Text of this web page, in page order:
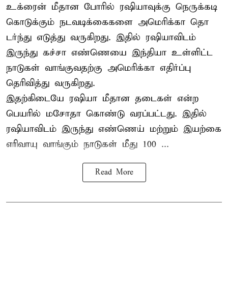
உக்ரைன் மீதான போரில் ரஷியாவுக்கு நெருக்கடி
கொடுக்கும் நடவடிக்கைகளை அமெரிக்கா தொ
டர்ந்து எடுத்து வருகிறது. இதில் ரஷியாவிடம்
இருந்து கச்சா எண்ணெயை இந்தியா உள்ளிட்ட
நாடுகள் வாங்குவதற்கு அமெரிக்கா எதிர்ப்பு
தெரிவித்து வருகிறது.
இதற்கிடையே ரஷியா மீதான தடைகள் என்ற
பெயரில் மசோதா கொண்டு வரப்பட்டது. இதில்
ரஷியாவிடம் இருந்து எண்ணெய் மற்றும் இயற்கை
எரிவாயு வாங்கும் நாடுகள் மீது 100 ...
Read More